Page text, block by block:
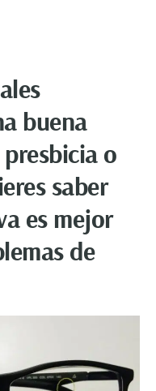
buena
o
saber
es mejor
de